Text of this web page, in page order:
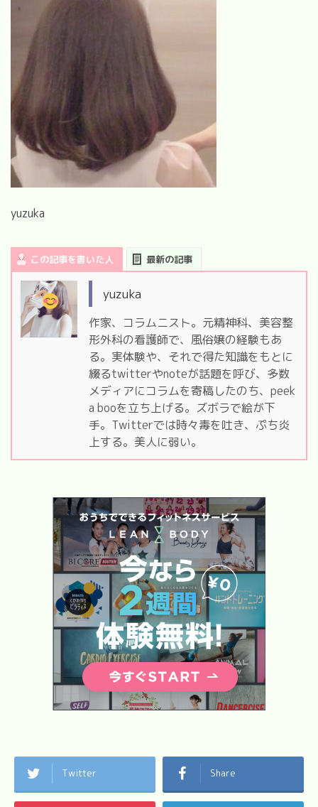
yuzuka
この記事を書いた人 最新の記事
yuzuka
作家、コラムニスト。元精神科、美容整
形外科の看護師で、風俗嬢の経験もあ
る。実体験や、それで得た知識をもとに
綴るtwitterやnoteが話題を呼び、多数
メディアにコラムを寄稿したのち、peek
a booを立ち上げる。ズボラで絵が下
手。Twitterでは時々毒を吐き、ぷち炎
上する。美人に弱い。
Twitter Share